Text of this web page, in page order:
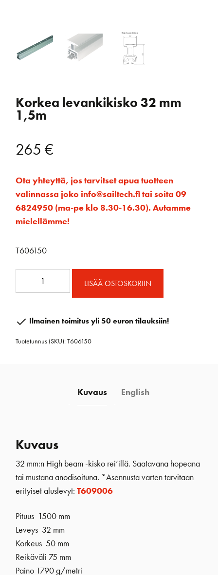
Korkea levankikisko 32 mm
1,5m
265 €
Ota yhteyttä, jos tarvitset apua tuotteen
valinnassa joko info@sailtech.fi tai soita 09
6824950 (ma-pe klo 8.30-16.30). Autamme
mielellämme!
T606150
mm
määrä
LISÄÄ OSTOSKORIIN
Ilmainen toimitus yli 50 euron tilauksiin!
Tuotetunnus (SKU):T606150
Kuvaus English
Kuvaus
32 mm:n High beam -kisko rei’illä. Saatavana hopeana
tai mustana anodisoituna. *Asennusta varten tarvitaan
erityiset aluslevyt: T609006
Pituus 1500 mm
Leveys 32 mm
Korkeus 50 mm
Reikäväli 75 mm
Paino 1790 g/metri